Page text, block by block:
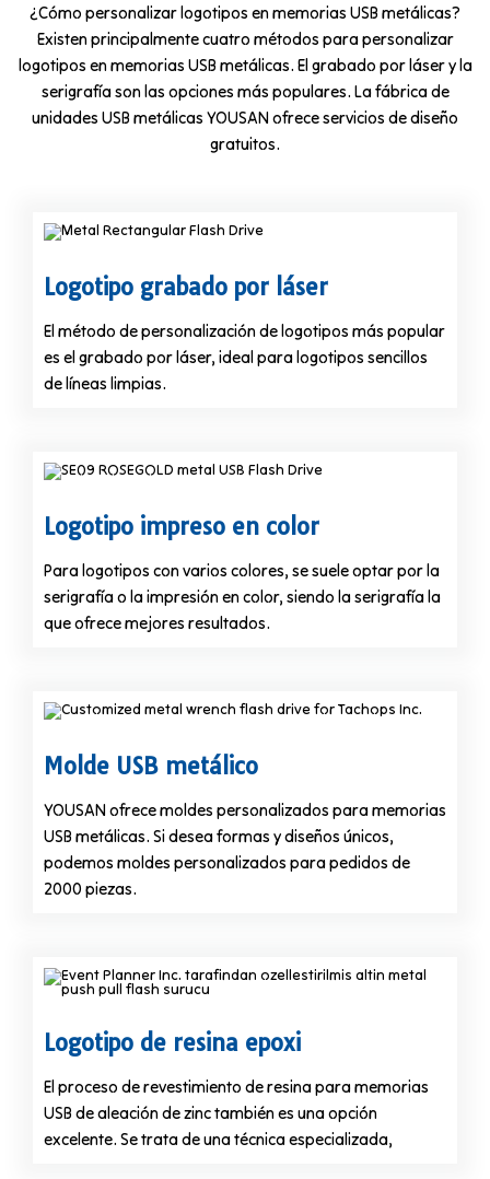
¿Cómo personalizar logotipos en memorias USB metálicas?
Existen principalmente cuatro métodos para personalizar
logotipos en memorias USB metálicas. El grabado por láser y la
serigrafía son las opciones más populares. La fábrica de
unidades USB metálicas YOUSAN ofrece servicios de diseño
gratuitos.
Logotipo grabado por láser
El método de personalización de logotipos más popular
es el grabado por láser, ideal para logotipos sencillos
de líneas limpias.
Logotipo impreso en color
Para logotipos con varios colores, se suele optar por la
serigrafía o la impresión en color, siendo la serigrafía la
que ofrece mejores resultados.
Molde USB metálico
YOUSAN ofrece moldes personalizados para memorias
USB metálicas. Si desea formas y diseños únicos,
podemos moldes personalizados para pedidos de
2000 piezas.
Logotipo de resina epoxi
El proceso de revestimiento de resina para memorias
USB de aleación de zinc también es una opción
excelente. Se trata de una técnica especializada,